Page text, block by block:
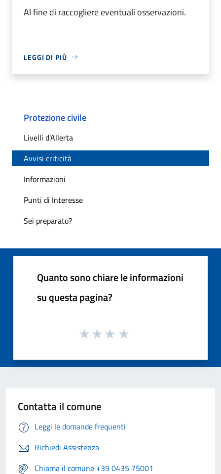
Al fine di raccogliere eventuali osservazioni.
LEGGI DI PIÙ
Protezione civile
Livelli d'Allerta
Avvisi criticità
Informazioni
Punti di Interesse
Sei preparato?
Quanto sono chiare le informazioni
su questa pagina?
Contatta il comune
Leggi le domande frequenti
Richiedi Assistenza
Chiama il comune +39 0435 75001